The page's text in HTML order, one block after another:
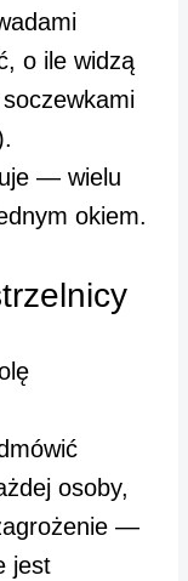
o ile widzą
— wielu
okiem.
osoby,
—
jest